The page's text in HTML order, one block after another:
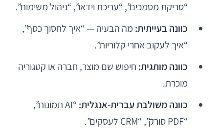
“סריקת מסמכים”, “עריכת וידאו”, “ניהול משימות”.
כוונה בעייתית: מה הבעיה — “איך לחסוך כסף”,
“איך לעקוב אחרי קלוריות”.
כוונה מותגית: חיפוש שם מוצר, חברה או קטגוריה
מוכרת.
כוונה משולבת עברית-אנגלית:
“AI תמונות”,
“PDF סורק”, “CRM לעסקים”.